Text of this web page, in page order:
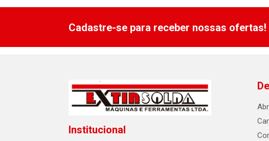
Cadastre-se para receber nossas ofertas!
Institucional